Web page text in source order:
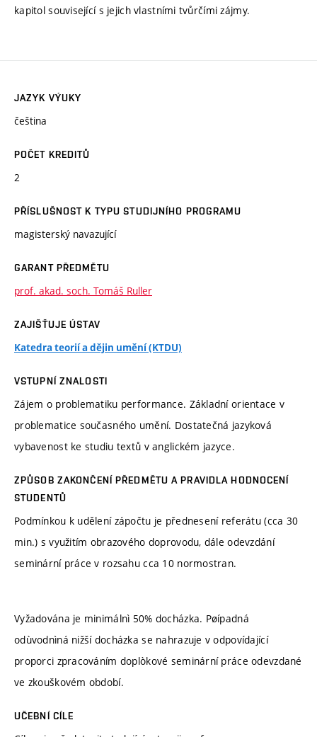
kapitol související s jejich vlastními tvůrčími zájmy.
JAZYK VÝUKY
čeština
POČET KREDITŮ
2
PŘÍSLUŠNOST K TYPU STUDIJNÍHO PROGRAMU
magisterský navazující
GARANT PŘEDMĚTU
prof. akad. soch. Tomáš Ruller
ZAJIŠŤUJE ÚSTAV
Katedra teorií a dějin umění (KTDU)
VSTUPNÍ ZNALOSTI
Zájem o problematiku performance. Základní orientace v
problematice současného umění. Dostatečná jazyková
vybavenost ke studiu textů v anglickém jazyce.
ZPŮSOB ZAKONČENÍ PŘEDMĚTU A PRAVIDLA HODNOCENÍ
STUDENTŮ
Podmínkou k udělení zápočtu je přednesení referátu (cca 30
min.) s využitím obrazového doprovodu, dále odevzdání
seminární práce v rozsahu cca 10 normostran.
Vyžadována je minimálnì 50% docházka. Pøípadná
odùvodnìná nižší docházka se nahrazuje v odpovídající
proporci zpracováním doplòkové seminární práce odevzdané
ve zkouškovém období.
UČEBNÍ CÍLE